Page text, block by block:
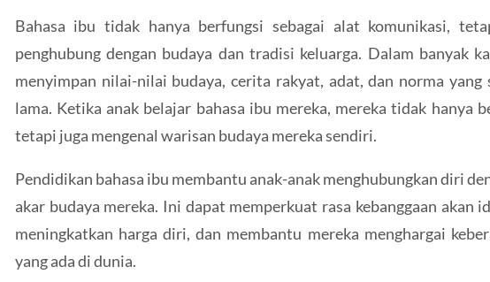
Bahasa ibu tidak hanya berfungsi sebagai alat komunikasi,
penghubung dengan budaya dan tradisi keluarga. Dalam banyak
menyimpan nilai-nilai budaya, cerita rakyat, adat, dan norma yang
lama. Ketika anak belajar bahasa ibu mereka, mereka tidak hanya
tetapi juga mengenal warisan budaya mereka sendiri.
Pendidikan bahasa ibu membantu anak-anak menghubungkan diri
akar budaya mereka. Ini dapat memperkuat rasa kebanggaan akan
meningkatkan harga diri, dan membantu mereka menghargai
yang ada di dunia.